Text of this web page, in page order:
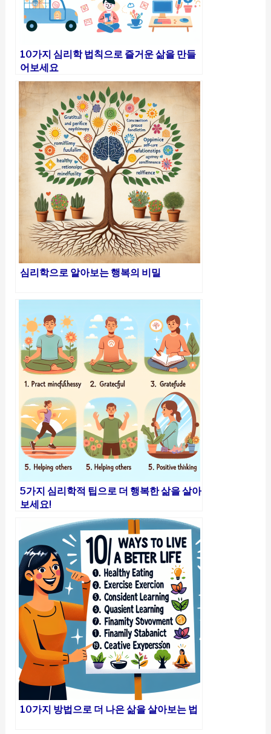
10가지 심리학 법칙으로 즐거운 삶을 만들
어보세요
심리학으로 알아보는 행복의 비밀
5가지 심리학적 팁으로 더 행복한 삶을 살아
보세요!
10가지 방법으로 더 나은 삶을 살아보는 법